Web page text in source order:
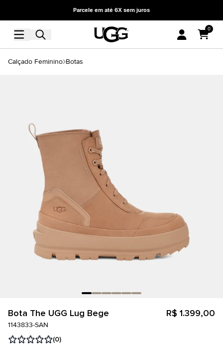
Parcele em até 6X sem juros
0
Calçado Feminino Botas
Bota The UGG Lug Bege R$ 1.399,00
1143833-SAN
(0)